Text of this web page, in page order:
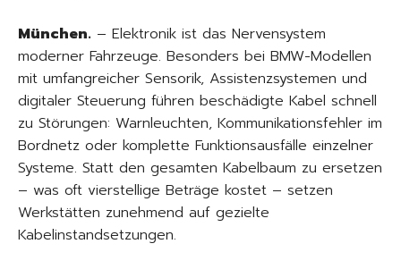
München. – Elektronik ist das Nervensystem
moderner Fahrzeuge. Besonders bei BMW-Modellen
mit umfangreicher Sensorik, Assistenzsystemen und
digitaler Steuerung führen beschädigte Kabel schnell
zu Störungen: Warnleuchten, Kommunikationsfehler im
Bordnetz oder komplette Funktionsausfälle einzelner
Systeme. Statt den gesamten Kabelbaum zu ersetzen
– was oft vierstellige Beträge kostet – setzen
Werkstätten zunehmend auf gezielte
Kabelinstandsetzungen.